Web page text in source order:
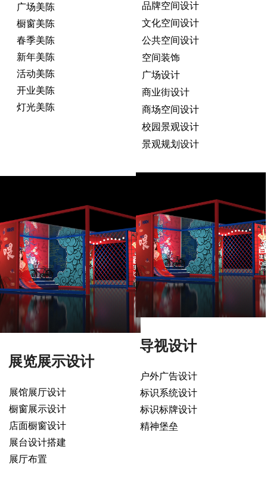
广场美陈
橱窗美陈
春季美陈
新年美陈
活动美陈
开业美陈
灯光美陈
品牌空间设计
文化空间设计
公共空间设计
空间装饰
广场设计
商业街设计
商场空间设计
校园景观设计
景观规划设计
展览展示设计
展馆展厅设计
橱窗展示设计
店面橱窗设计
展台设计搭建
展厅布置
导视设计
户外广告设计
标识系统设计
标识标牌设计
精神堡垒